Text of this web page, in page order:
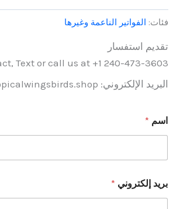
فئات: الفواتير الناعمة وغيرها
تقديم استفسار
Text or call us at +1 240-473-3603
البريد الإلكتروني: sales@tropicalwingsbirds.shop
اسم *
بريد إلكتروني *